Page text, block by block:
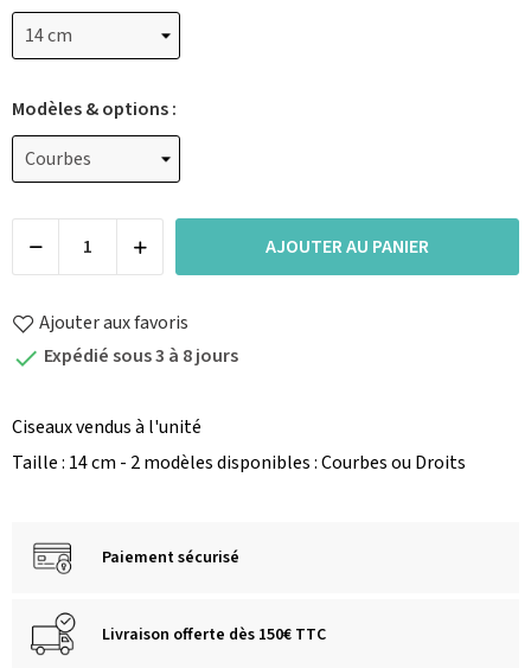
Modèles & options :
AJOUTER AU PANIER
Ajouter aux favoris
 Expédié sous 3 à 8 jours
Ciseaux vendus à l'unité
Taille : 14 cm - 2 modèles disponibles : Courbes ou Droits
Paiement sécurisé
Livraison offerte dès 150€ TTC